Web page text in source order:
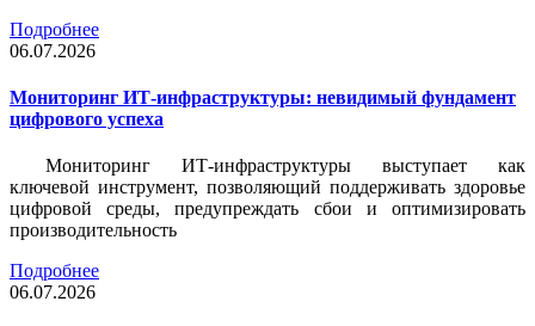
Подробнее
06.07.2026
Мониторинг ИТ-инфраструктуры: невидимый фундамент
цифрового успеха
Мониторинг ИТ-инфраструктуры выступает как
ключевой инструмент, позволяющий поддерживать здоровье
цифровой среды, предупреждать сбои и оптимизировать
производительность
Подробнее
06.07.2026